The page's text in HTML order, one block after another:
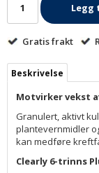
Legg
Gratis frakt
Beskrivelse
Motvirker vekst
Granulert, aktivt
plantevernmidler
kan medføre
Clearly 6-trinns